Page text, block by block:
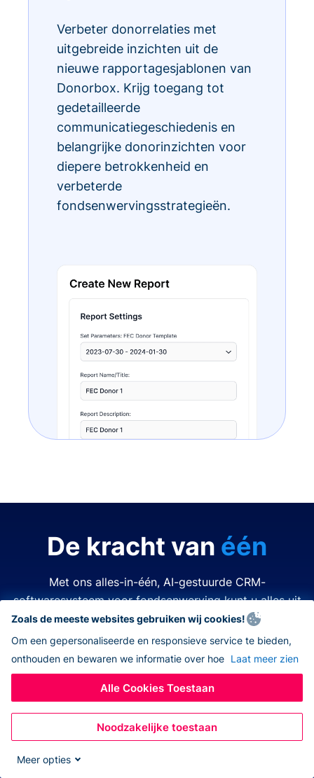
Verbeter donorrelaties met
uitgebreide inzichten uit de
nieuwe rapportagesjablonen van
Donorbox. Krijg toegang tot
gedetailleerde
communicatiegeschiedenis en
belangrijke donorinzichten voor
diepere betrokkenheid en
verbeterde
fondsenwervingsstrategieën.
De kracht van één
Met ons alles-in-één, AI-gestuurde CRM-
softwaresysteem voor fondsenwerving kunt u alles uit
de kast halen.
Tijd is kostbaar. Middelen zijn beperkt. Het laatste wat
u wilt doen is een van beide verspillen. Donorbox
nonprofit CRM-software vereenvoudigt en verbetert
elk aspect van fondsenwerving, zodat u alles kunt
doen – allemaal op hetzelfde platform. Nooit meer
wisselen tussen verschillende apps, navigeren naar
Zoals de meeste websites gebruiken wij cookies!
Om een gepersonaliseerde en responsieve service te bieden,
onthouden en bewaren we informatie over hoe Laat meer zien
Alle Cookies Toestaan
Noodzakelijke toestaan
Meer opties